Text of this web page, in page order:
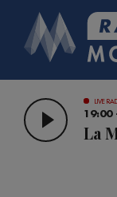
LIVE
19:00